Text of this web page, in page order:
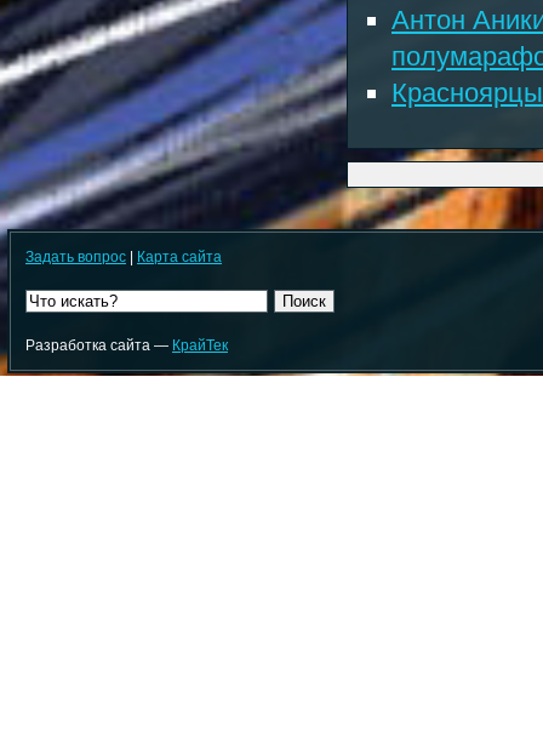
Антон
Задать вопрос | Карта сайта
Поиск
Разработка сайта — КрайТек